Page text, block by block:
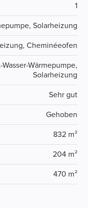
1
Solarheizung
Cheminéeofen
Wasser-Wärmepumpe,
Solarheizung
Sehr gut
Gehoben
832 m²
204 m²
470 m²